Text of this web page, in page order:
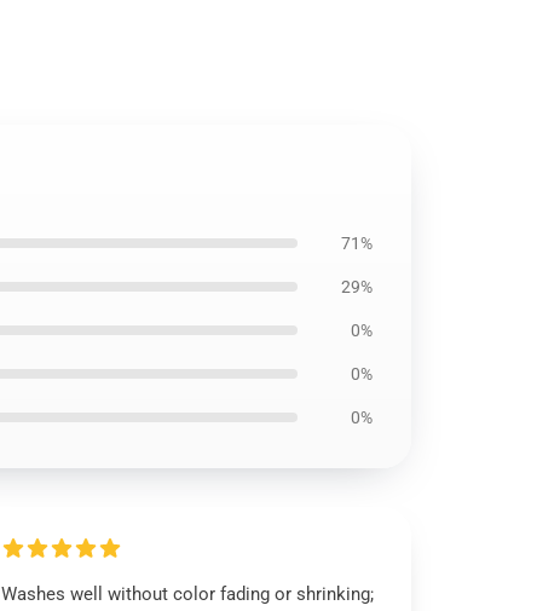
71%
29%
0%
0%
0%
Washes well without color fading or shrinking;